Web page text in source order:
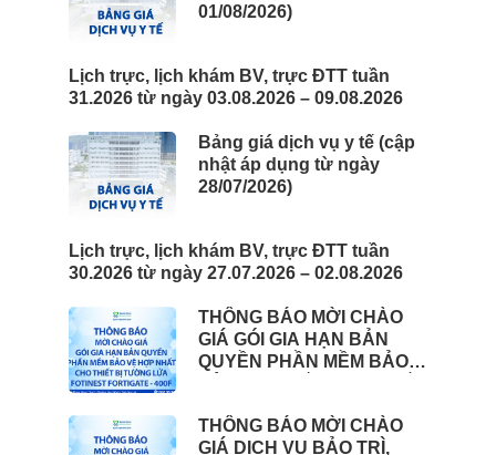
01/08/2026)
Lịch trực, lịch khám BV, trực ĐTT tuần
31.2026 từ ngày 03.08.2026 – 09.08.2026
Bảng giá dịch vụ y tế (cập
nhật áp dụng từ ngày
28/07/2026)
Lịch trực, lịch khám BV, trực ĐTT tuần
30.2026 từ ngày 27.07.2026 – 02.08.2026
THÔNG BÁO MỜI CHÀO
GIÁ GÓI GIA HẠN BẢN
QUYỀN PHẦN MỀM BẢO
FORTIGATE – 400F
THÔNG BÁO MỜI CHÀO
GIÁ DỊCH VỤ BẢO TRÌ,